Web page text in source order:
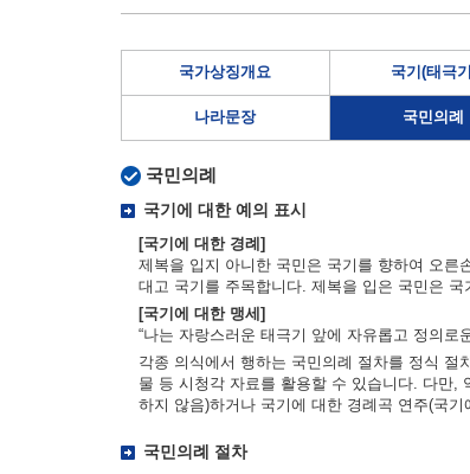
국가상징개요 국기(태극
나라문장 국민의례
국민의례
국기에 대한 예의 표시
[국기에 대한 경례]
제복을 입지 아니한 국민은 국기를 향하여 오른
대고 국기를 주목합니다. 제복을 입은 국민은
[국기에 대한 맹세]
“나는 자랑스러운 태극기 앞에 자유롭고 정의
각종 의식에서 행하는 국민의례 절차를 정식 절
물 등 시청각 자료를 활용할 수 있습니다. 다만,
하지 않음)하거나 국기에 대한 경례곡 연주(국
국민의례 절차